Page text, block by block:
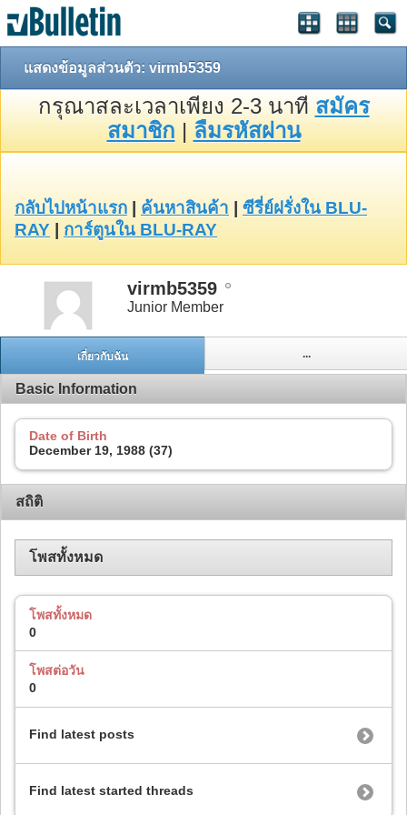
แสดงข้อมูลส่วนตัว: virmb5359
กรุณาสละเวลาเพียง 2-3 นาที สมัคร
สมาชิก | ลืมรหัสผ่าน
กลับไปหน้าแรก ค้นหาสินค้า
ซีรี่ย์ฝรั่งใน BLU-
RAY
การ์ตูนใน BLU-RAY
virmb5359
Junior Member
เกี่ยวกับฉัน ...
Basic Information
Date of Birth
December 19, 1988 (37)
สถิติ
โพสทั้งหมด
โพสทั้งหมด
0
โพสต่อวัน
0
Find latest posts
Find latest started threads